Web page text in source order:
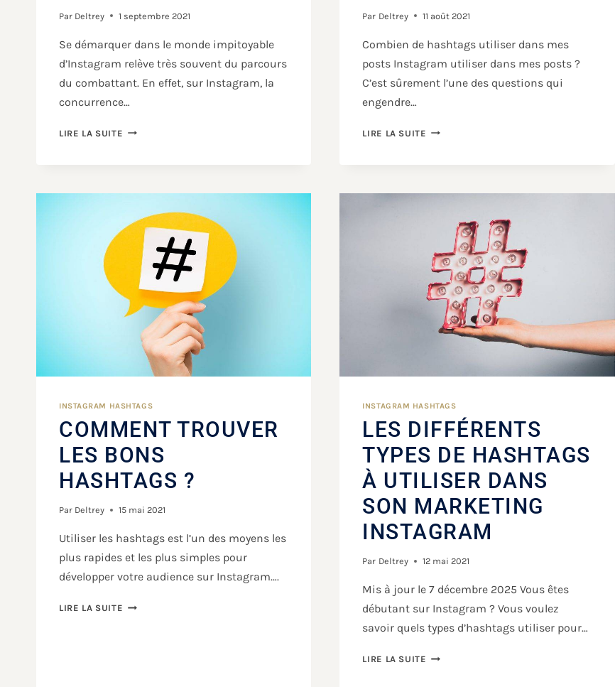
Par Deltrey 1 septembre 2021
Se démarquer dans le monde impitoyable
d’Instagram relève très souvent du parcours
du combattant. En effet, sur Instagram, la
concurrence…
LIRE LA SUITE
Par Deltrey 11 août 2021
Combien de hashtags utiliser dans mes
posts Instagram utiliser dans mes posts ?
C’est sûrement l’une des questions qui
engendre…
LIRE LA SUITE
INSTAGRAM HASHTAGS
COMMENT TROUVER
LES BONS
HASHTAGS ?
Par Deltrey 15 mai 2021
Utiliser les hashtags est l’un des moyens les
plus rapides et les plus simples pour
développer votre audience sur Instagram….
LIRE LA SUITE
INSTAGRAM HASHTAGS
LES DIFFÉRENTS
TYPES DE HASHTAGS
À UTILISER DANS
SON MARKETING
INSTAGRAM
Par Deltrey 12 mai 2021
Mis à jour le 7 décembre 2025 Vous êtes
débutant sur Instagram ? Vous voulez
savoir quels types d’hashtags utiliser pour…
LIRE LA SUITE